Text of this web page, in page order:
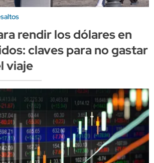
rendir los dólares en
claves para no gastar
viaje